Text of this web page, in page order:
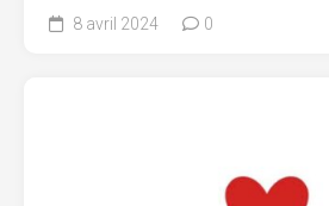
8 avril 2024 0